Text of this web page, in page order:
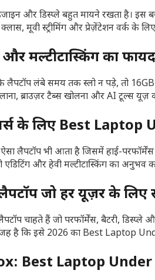
और डिस्प्ले बहुत मायने रखता है। इस
मूवी स्ट्रीमिंग और प्रेज़ेंटेशन वर्क के
मल्टीटास्किंग का
लंबे समय तक स्लो न पड़े, तो
ब्राउज़र टैब्स खोलना और AI टूल्स यूज़
के लिए Best Laptop
लैपटॉप भी आता है जिसमें हाई-
और हेवी मल्टीटास्किंग का अनुभव
जो हर यूज़र के लिए
चाहते हैं जो परफॉर्मेंस, बैटरी,
वजह है कि इसे 2026 का Best Laptop
Best Laptop Under